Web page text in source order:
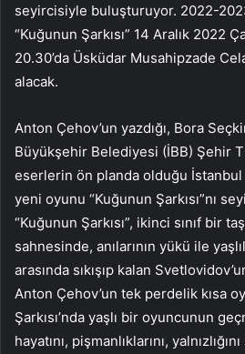
seyircisiyle buluşturuyor. 2022-
“Kuğunun Şarkısı” 14 Aralık 2022
20.30’da Üsküdar Musahipzade
alacak.
Anton Çehov’un yazdığı, Bora
Büyükşehir Belediyesi (İBB) Şehir
eserlerin ön planda olduğu
yeni oyunu “Kuğunun Şarkısı”nı
“Kuğunun Şarkısı”, ikinci sınıf bir
sahnesinde, anılarının yükü ile
arasında sıkışıp kalan
Anton Çehov’un tek perdelik kısa
Şarkısı’nda yaşlı bir oyuncunun
hayatını, pişmanlıklarını,